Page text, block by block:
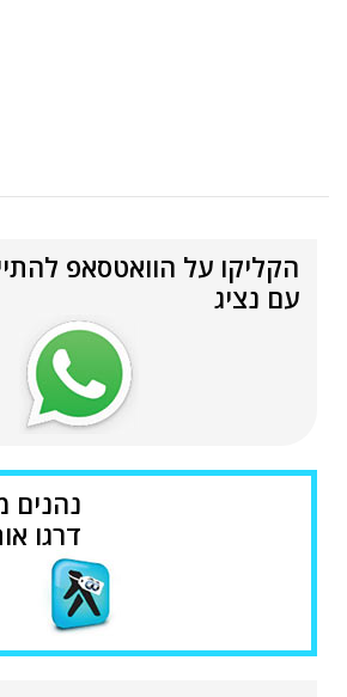
הקליקו על הוואטסאפ
עם נציג
נהנים
דרגו